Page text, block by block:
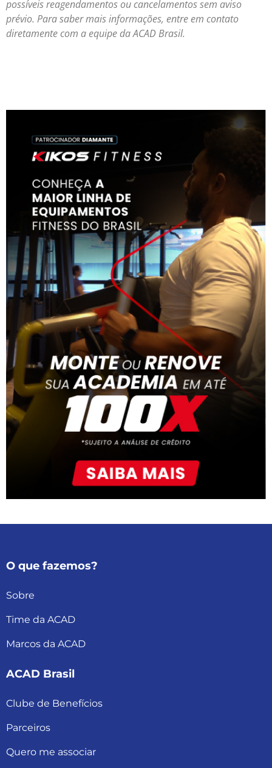
possíveis reagendamentos ou cancelamentos sem aviso
prévio. Para saber mais informações, entre em contato
diretamente com a equipe da ACAD Brasil.
O que fazemos?
Sobre
Time da ACAD
Marcos da ACAD
ACAD Brasil
Clube de Benefícios
Parceiros
Quero me associar